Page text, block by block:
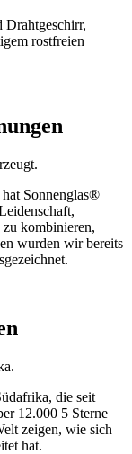
Drahtgeschirr,
rostfreien
Sonnenglas®
zu kombinieren,
wurden wir bereits
die seit
12.000 5 Sterne
zeigen, wie sich
hat.